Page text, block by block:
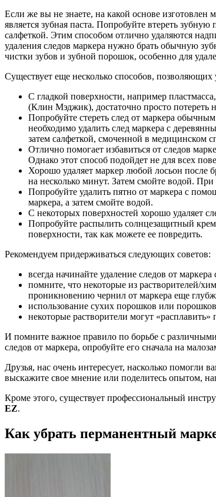
Если же вы не знаете, на какой основе изготовлен
является зубная паста. Попробуйте втереть
салфеткой. Этим способом отлично удаляются
удаления следов маркера нужно брать обычную
чистки зубов и зубной порошок, особенно для
Существует еще несколько способов, позволяющих
С гладкой поверхности, например
(Клин Мэджик), достаточно просто потереть
Попробуйте стереть след от маркера
необходимо удалить след маркера с
затем салфеткой, смоченной в медицинском
Отлично помогает избавиться от следов
Однако этот способ подойдет не для всех
Хорошо удаляет маркер любой лосьон после
на несколько минут. Затем смойте водой.
Попробуйте удалить пятно от маркера с
маркера, а затем смойте водой.
С некоторых поверхностей хорошо удаляет
Попробуйте распылить солнцезащитный
поверхности, так как можете ее повредить.
Рекомендуем придерживаться следующих советов:
всегда начинайте удаление следов от
помните, что некоторые из растворителей/
проникновению чернил от маркера еще
использование сухих порошков или
некоторые растворители могут «расплавить»
И помните важное правило по борьбе с
следов от маркера, опробуйте его сначала на
Друзья, нас очень интересует, насколько помогли
выскажите свое мнение или поделитесь опытом,
Кроме этого, существует профессиональный
EZ.
Как убрать перманентный